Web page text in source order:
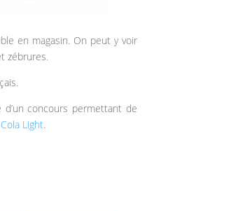
en magasin. On peut y voir
zébrures.
d’un concours permettant de
Light.